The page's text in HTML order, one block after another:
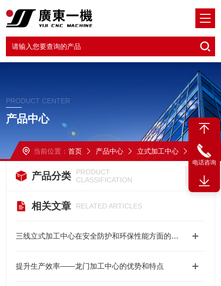
PRODUCT CENTER
产品中心
当前位置： 首页 产品中心 立式加工中心 VMC-860三线立加
产品分类
PRODUCT
CLASSIFICATION
相关文章 RELATED ARTICLES
三线立式加工中心在安全防护和环保性能方面的表现
提升生产效率——龙门加工中心的优势和特点
电话咨询